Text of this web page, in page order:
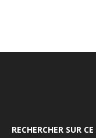
RECHERCHER SUR